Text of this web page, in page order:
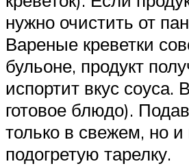
нужно очистить от
Вареные креветки
бульоне, продукт
испортит вкус соуса.
готовое блюдо).
только в свежем, но
подогретую тарелку.